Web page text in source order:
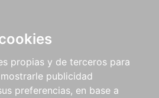
propias y de terceros para
publicidad
preferencias, en base a